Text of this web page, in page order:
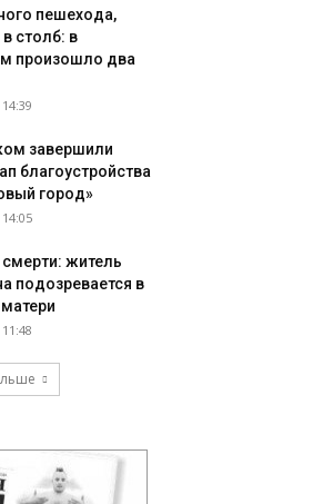
пешехода,
столб: в
произошло два
завершили
благоустройства
город»
житель
подозревается в